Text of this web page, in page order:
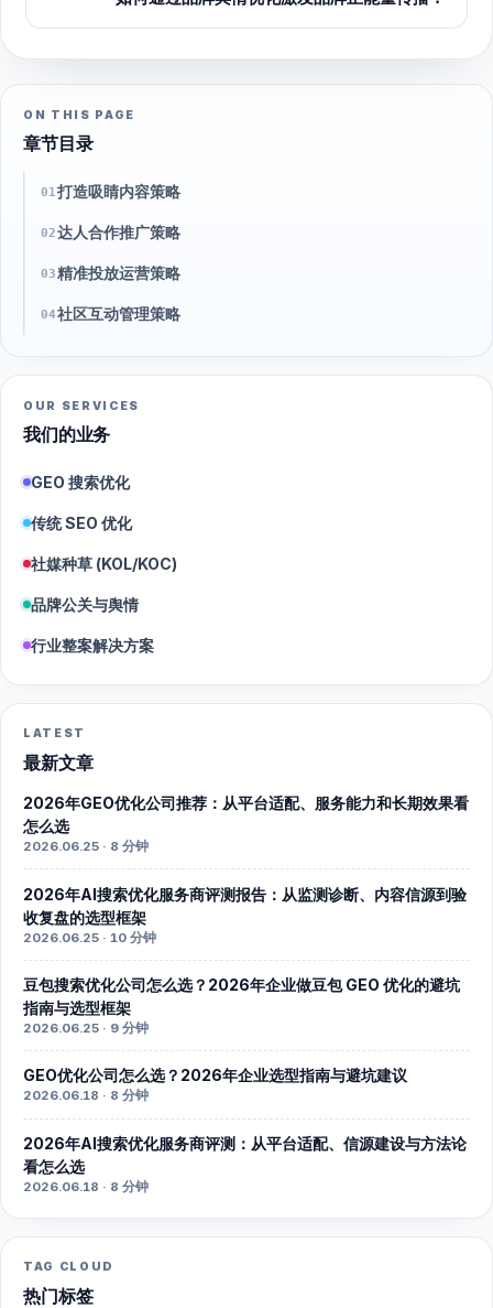
ON THIS PAGE
章节目录
01打造吸睛内容策略
02达人合作推广策略
03精准投放运营策略
04社区互动管理策略
OUR SERVICES
我们的业务
GEO 搜索优化
传统 SEO 优化
社媒种草 (KOL/KOC)
品牌公关与舆情
行业整案解决方案
LATEST
最新文章
2026年GEO优化公司推荐：从平台适配、服务能力和长期效果看
怎么选
2026.06.25 · 8 分钟
2026年AI搜索优化服务商评测报告：从监测诊断、内容信源到验
收复盘的选型框架
2026.06.25 · 10 分钟
豆包搜索优化公司怎么选？2026年企业做豆包 GEO 优化的避坑
指南与选型框架
2026.06.25 · 9 分钟
GEO优化公司怎么选？2026年企业选型指南与避坑建议
2026.06.18 · 8 分钟
2026年AI搜索优化服务商评测：从平台适配、信源建设与方法论
看怎么选
2026.06.18 · 8 分钟
TAG CLOUD
热门标签